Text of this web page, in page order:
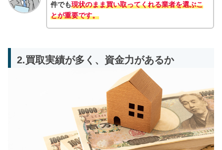
件でも現状のまま買い取ってくれる業者を選ぶこ
とが重要です。
2.買取実績が多く、資金力があるか